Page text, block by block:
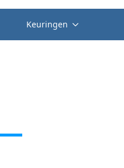
Keuringen